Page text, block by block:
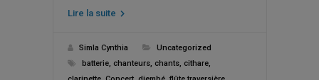
Lire la suite
Simla Cynthia
Uncategorized
batterie, chanteurs, chants, cithare,